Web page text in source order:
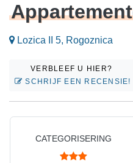
Lozica II 5, Rogoznica
VERBLEEF U HIER?
SCHRIJF EEN RECENSIE!
CATEGORISERING